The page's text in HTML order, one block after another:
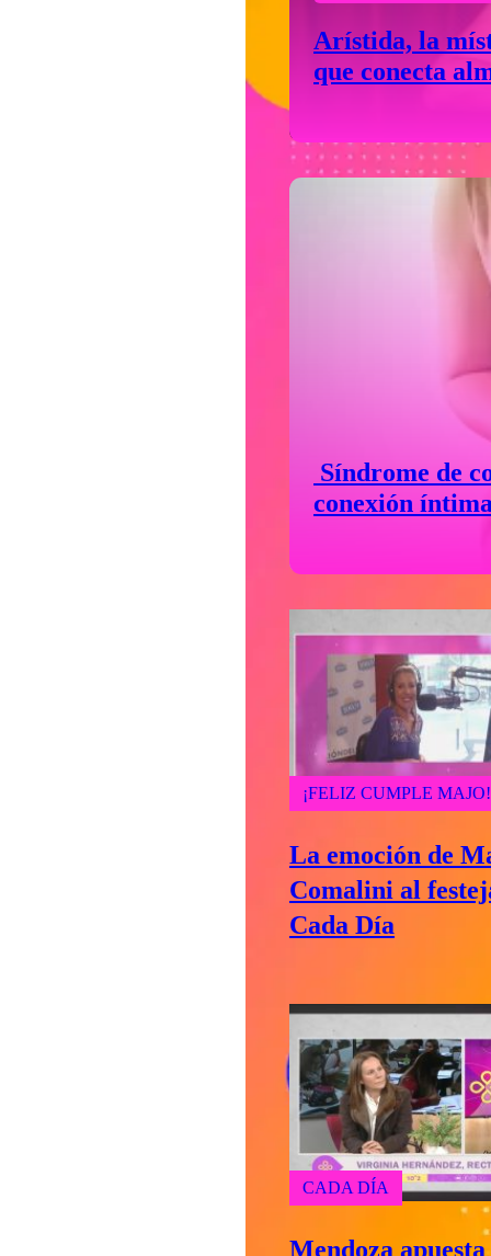
Arístida, la
que conecta
Síndrome de
conexión
¡FELIZ CUMPLE MAJO!
La emoción de
Comalini al
Cada Día
CADA DÍA
Mendoza